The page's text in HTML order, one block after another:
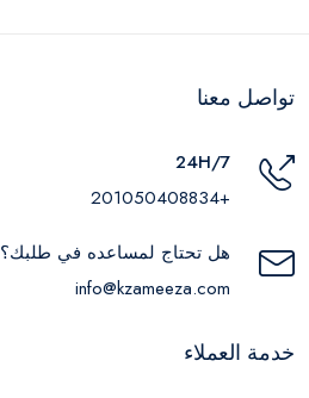
تواصل معنا
24H/7
+201050408834
هل تحتاج لمساعده في طلبك؟
info@kzameeza.com
خدمة العملاء